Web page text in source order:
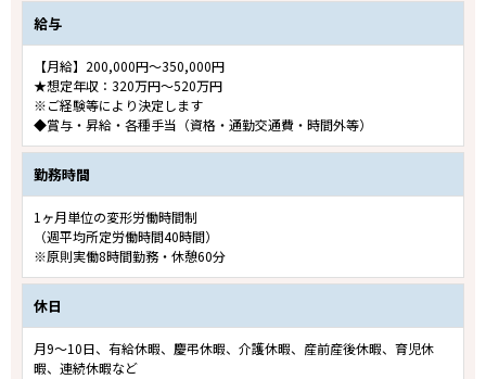
給与
【月給】200,000円～350,000円
★想定年収：320万円～520万円
※ご経験等により決定します
◆賞与・昇給・各種手当（資格・通勤交通費・時間外等）
勤務時間
1ヶ月単位の変形労働時間制
（週平均所定労働時間40時間）
※原則実働8時間勤務・休憩60分
休日
月9～10日、有給休暇、慶弔休暇、介護休暇、産前産後休暇、育児休
暇、連続休暇など